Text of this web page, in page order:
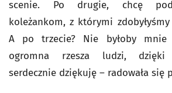
scenie. Po drugie, chcę
koleżankom, z którymi
A po trzecie? Nie byłoby
ogromna rzesza ludzi,
serdecznie dziękuję – radowała się